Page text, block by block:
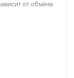
от объёма